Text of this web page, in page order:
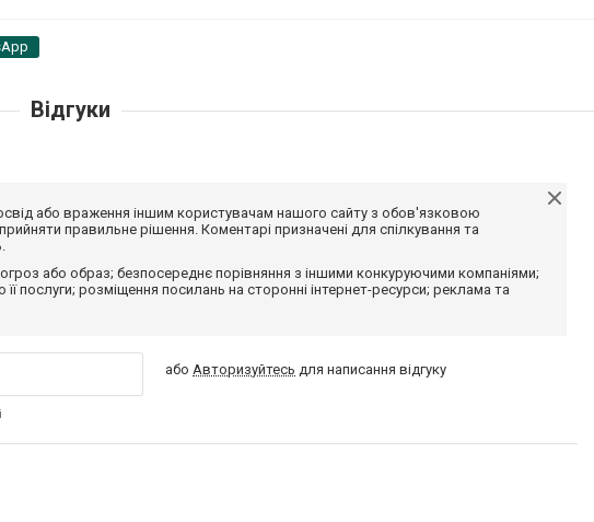
Відгуки
або враження іншим користувачам нашого сайту з обов'язковою
правильне рішення. Коментарі призначені для спілкування та
або образ; безпосереднє порівняння з іншими конкуруючими компаніями;
послуги; розміщення посилань на сторонні інтернет-ресурси; реклама та
абоАвторизуйтесь для написання відгуку